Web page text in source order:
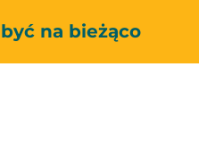
na bieżąco